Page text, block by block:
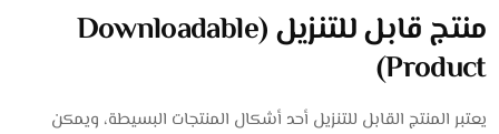
منتج قابل للتنزيل (Downloadable
Product)
يعتبر المنتج القابل للتنزيل أحد أشكال المنتجات البسيطة، ويمكن